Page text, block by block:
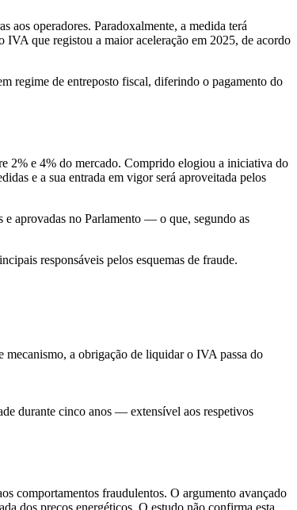
aos operadores. Paradoxalmente, a medida terá
que registou a maior aceleração em 2025, de acordo
regime de entreposto fiscal, diferindo o pagamento do
2% e 4% do mercado. Comprido elogiou a iniciativa do
e a sua entrada em vigor será aproveitada pelos
e aprovadas no Parlamento — o que, segundo as
responsáveis pelos esquemas de fraude.
mecanismo, a obrigação de liquidar o IVA passa do
durante cinco anos — extensível aos respetivos
comportamentos fraudulentos. O argumento avançado
dos preços energéticos. O estudo não confirma esta